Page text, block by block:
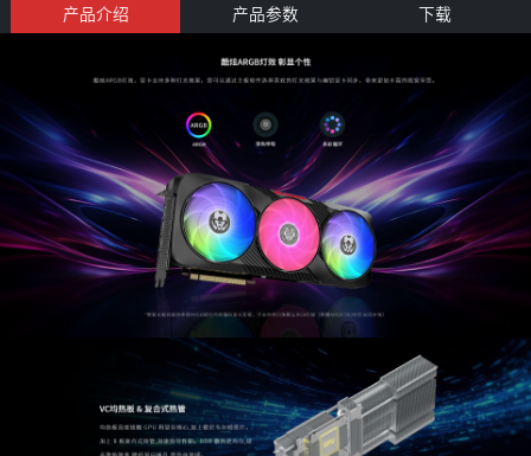
产品介绍 产品参数 下载